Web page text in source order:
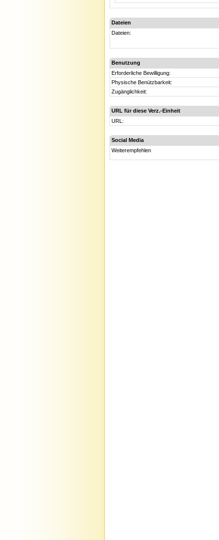
Dateien
Dateien:
Benutzung
Erforderliche Bewilligung:
Physische Benützbarkeit:
Zugänglichkeit:
URL für diese Verz.-Einheit
URL:
Social Media
Weiterempfehlen